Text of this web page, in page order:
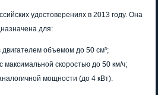
удостоверениях в 2013 году. Она
для:
двигателем объемом до 50 см³;
максимальной скоростью до 50 км/ч;
мощности (до 4 кВт).